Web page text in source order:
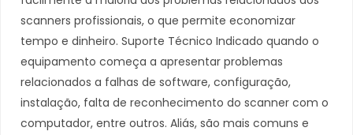
scanners profissionais, o que permite economizar
tempo e dinheiro. Suporte Técnico Indicado quando o
equipamento começa a apresentar problemas
relacionados a falhas de software, configuração,
instalação, falta de reconhecimento do scanner com o
computador, entre outros. Aliás, são mais comuns e